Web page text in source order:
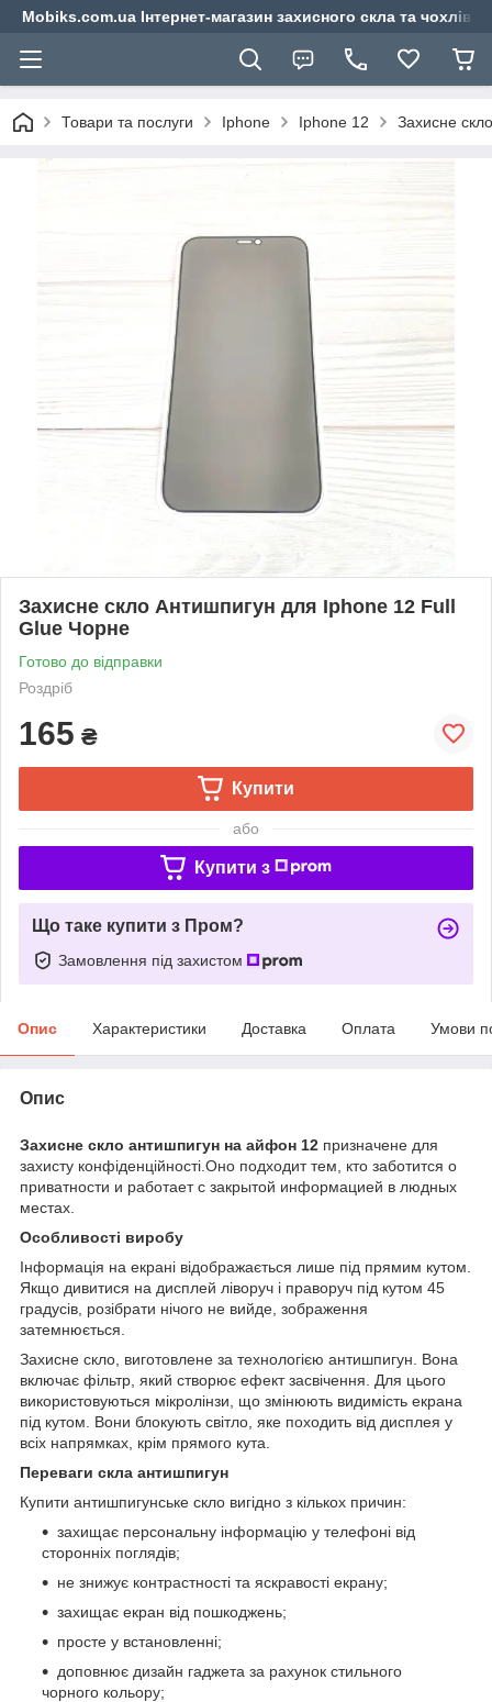
Mobiks.com.ua Інтернет-магазин захисного скла та чохлів
Товари та послуги Iphone Iphone 12 Захисне
Захисне скло Антишпигун для Iphone 12 Full
Glue Чорне
Готово до відправки
Роздріб
165 ₴
Купити
або
Купити з
Що таке купити з Пром?
Замовлення під захистом
Опис Характеристики Доставка Оплата Умови
Опис
Захисне скло антишпигун на айфон 12 призначене для
захисту конфіденційності.Оно подходит тем, кто заботится о
приватности и работает с закрытой информацией в людных
местах.
Особливості виробу
Інформація на екрані відображається лише під прямим кутом.
Якщо дивитися на дисплей ліворуч і праворуч під кутом 45
градусів, розібрати нічого не вийде, зображення
затемнюється.
Захисне скло, виготовлене за технологією антишпигун. Вона
включає фільтр, який створює ефект засвічення. Для цього
використовуються мікролінзи, що змінюють видимість екрана
під кутом. Вони блокують світло, яке походить від дисплея у
всіх напрямках, крім прямого кута.
Переваги скла антишпигун
Купити антишпигунське скло вигідно з кількох причин:
захищає персональну інформацію у телефоні від
сторонніх поглядів;
не знижує контрастності та яскравості екрану;
захищає екран від пошкоджень;
просте у встановленні;
доповнює дизайн гаджета за рахунок стильного
чорного кольору;